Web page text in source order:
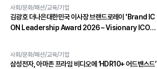
사회/문화/패션/교육/기업
김광호 더나은대한민국 이사장 브랜드로레이 'Brand IC
ON Leadership Award 2026 – Visionary ICON'
사회/문화/패션/교육/기업
삼성전자, 아마존 프라임 비디오에 ‘HDR10+ 어드밴스드’